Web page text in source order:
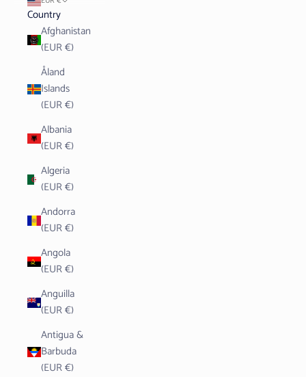
Country
Afghanistan
(EUR €)
Åland
Islands
(EUR €)
Albania
(EUR €)
Algeria
(EUR €)
Andorra
(EUR €)
Angola
(EUR €)
Anguilla
(EUR €)
Antigua &
Barbuda
(EUR €)